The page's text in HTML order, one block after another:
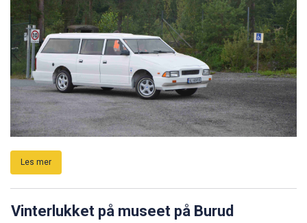
Les mer
Vinterlukket på museet på Burud